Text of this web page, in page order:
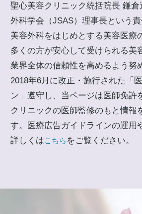
聖心美容クリニック統括院長 鎌
外科学会（JSAS）理事長という責
美容外科をはじめとする美容医療
多くの方が安心して受けられる美
業界全体の信頼性を高めるよう努
2018年6月に改正・施行された「
ン」遵守し、当ページは医師免許
クリニックの医師監修のもと情報
す。医療広告ガイドラインの運用
詳しくはこちら をご覧ください。